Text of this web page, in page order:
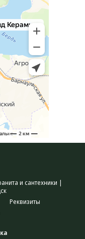
и сантехники |
Реквизиты